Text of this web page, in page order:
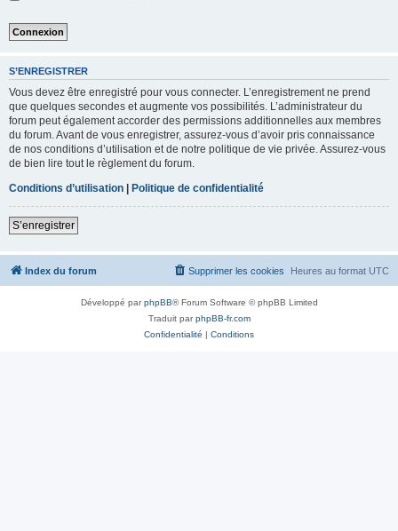
S’ENREGISTRER
Vous devez être enregistré pour vous connecter. L’enregistrement ne prend
que quelques secondes et augmente vos possibilités. L’administrateur du
forum peut également accorder des permissions additionnelles aux membres
du forum. Avant de vous enregistrer, assurez-vous d’avoir pris connaissance
de nos conditions d’utilisation et de notre politique de vie privée. Assurez-vous
de bien lire tout le règlement du forum.
Conditions d’utilisation | Politique de confidentialité
S’enregistrer
Index du forum Heures au format UTC
Supprimer les cookies
Développé parphpBB® Forum Software © phpBB Limited
Traduit parphpBB-fr.com
Confidentialité | Conditions